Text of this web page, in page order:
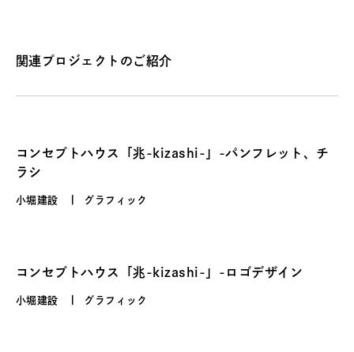
関連プロジェクトのご紹介
コンセプトハウス「兆-kizashi-」-パンフレット、チ
ラシ
小堀建設 グラフィック
コンセプトハウス「兆-kizashi-」-ロゴデザイン
小堀建設 グラフィック